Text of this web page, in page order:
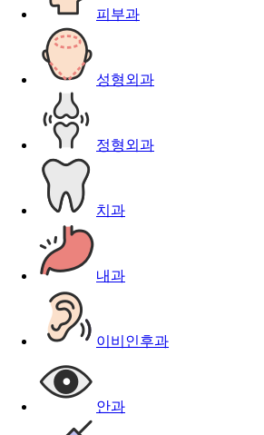
피부과
성형외과
정형외과
치과
내과
이비인후과
안과